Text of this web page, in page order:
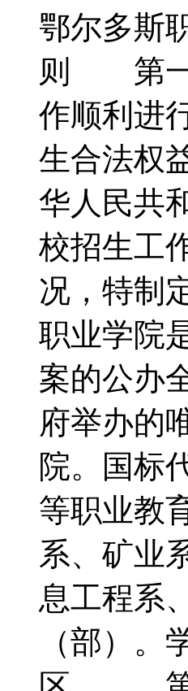
鄂尔多斯
则 第一
作顺利进
生合法权
华人民共
校招生工
况，特制
职业学院
案的公办
府举办的
院。国标
等职业教
系、矿业
息工程系
（部）